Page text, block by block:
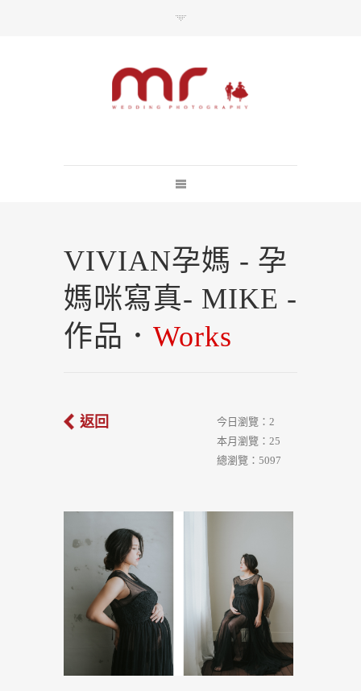
VIVIAN孕媽 - 孕
媽咪寫真- MIKE -
作品． Works
今日瀏覽：2
本月瀏覽：25
總瀏覽：5097
返回